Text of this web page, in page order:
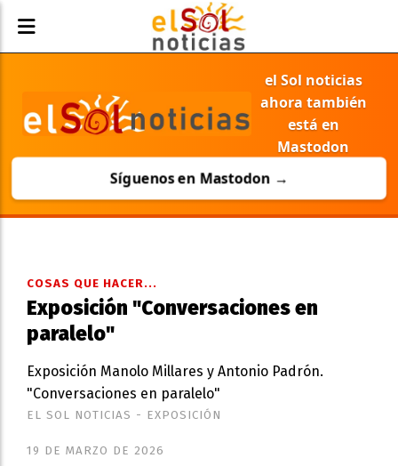
el Sol noticias
ahora también
está en
Mastodon
Síguenos en Mastodon →
Exposición "Conversaciones en
paralelo"
Exposición Manolo Millares y Antonio Padrón.
"Conversaciones en paralelo"
COSAS QUE HACER...
19 DE MARZO DE 2026
EL SOL NOTICIAS - EXPOSICIÓN